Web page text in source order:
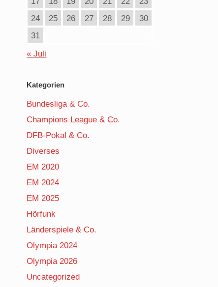
24
25 26 27 28 29
30
31
« Juli
Kategorien
Bundesliga & Co.
Champions League & Co.
DFB-Pokal & Co.
Diverses
EM 2020
EM 2024
EM 2025
Hörfunk
Länderspiele & Co.
Olympia 2024
Olympia 2026
Uncategorized